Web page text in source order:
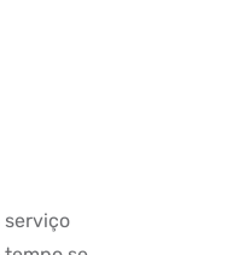
serviço